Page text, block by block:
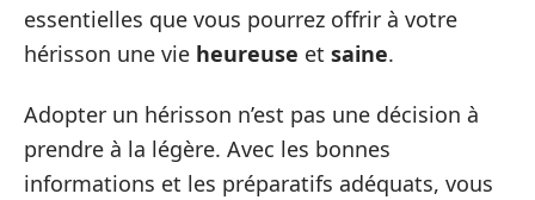
essentielles que vous pourrez offrir à votre
hérisson une vie heureuse et saine.
Adopter un hérisson n’est pas une décision à
prendre à la légère. Avec les bonnes
informations et les préparatifs adéquats, vous